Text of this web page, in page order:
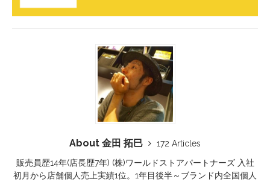
About 金田 拓巳
172 Articles
販売員歴14年(店長歴7年) (株)ワールドストアパートナーズ 入社
初月から店舗個人売上実績1位。1年目後半～ブランド内全国個人